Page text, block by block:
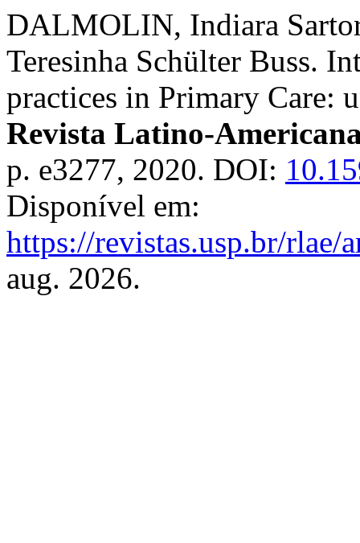
DALMOLIN, Indiara
Teresinha Schülter Buss.
practices in Primary Care:
Revista Latino-
p. e3277, 2020. DOI:
Disponível em:
https://revistas.usp.br/rlae/
aug. 2026.